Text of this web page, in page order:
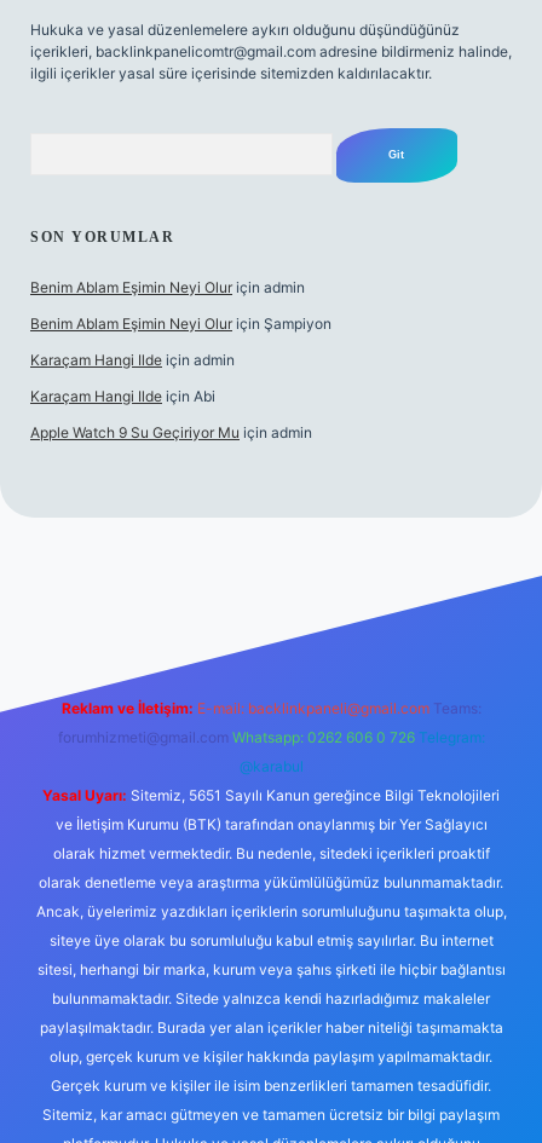
Hukuka ve yasal düzenlemelere aykırı olduğunu düşündüğünüz
içerikleri, backlinkpanelicomtr@gmail.com adresine bildirmeniz halinde,
ilgili içerikler yasal süre içerisinde sitemizden kaldırılacaktır.
SON YORUMLAR
Benim Ablam Eşimin Neyi Olur için admin
Benim Ablam Eşimin Neyi Olur için Şampiyon
Karaçam Hangi Ilde için admin
Karaçam Hangi Ilde için Abi
Apple Watch 9 Su Geçiriyor Mu için admin
Reklam ve İletişim: E-mail: backlinkpaneli@gmail.com Teams:
forumhizmeti@gmail.com Whatsapp: 0262 606 0 726 Telegram:
@karabul
Yasal Uyarı: Sitemiz, 5651 Sayılı Kanun gereğince Bilgi Teknolojileri
ve İletişim Kurumu (BTK) tarafından onaylanmış bir Yer Sağlayıcı
olarak hizmet vermektedir. Bu nedenle, sitedeki içerikleri proaktif
olarak denetleme veya araştırma yükümlülüğümüz bulunmamaktadır.
Ancak, üyelerimiz yazdıkları içeriklerin sorumluluğunu taşımakta olup,
siteye üye olarak bu sorumluluğu kabul etmiş sayılırlar. Bu internet
sitesi, herhangi bir marka, kurum veya şahıs şirketi ile hiçbir bağlantısı
bulunmamaktadır. Sitede yalnızca kendi hazırladığımız makaleler
paylaşılmaktadır. Burada yer alan içerikler haber niteliği taşımamakta
olup, gerçek kurum ve kişiler hakkında paylaşım yapılmamaktadır.
Gerçek kurum ve kişiler ile isim benzerlikleri tamamen tesadüfidir.
Sitemiz, kar amacı gütmeyen ve tamamen ücretsiz bir bilgi paylaşım